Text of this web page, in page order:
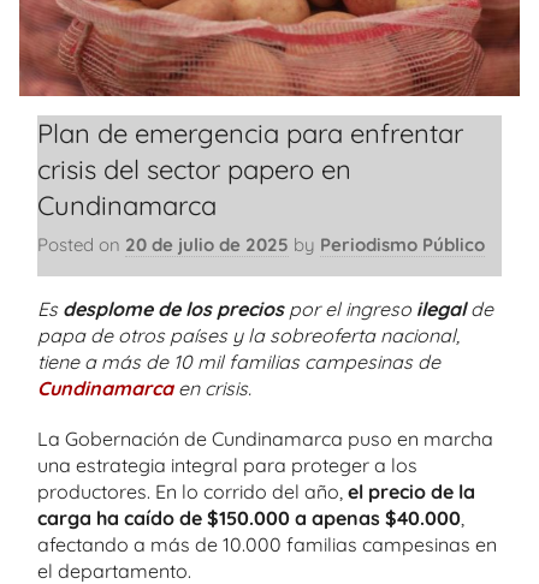
Plan de emergencia para enfrentar
crisis del sector papero en
Cundinamarca
Posted on 20 de julio de 2025 by Periodismo Público
Es desplome de los preciospor el ingreso ilegalde
papa de otros países y la sobreoferta nacional,
tiene a más de 10 mil familias campesinas de
Cundinamarcaen crisis.
La Gobernación de Cundinamarca puso en marcha
una estrategia integral para proteger a los
productores. En lo corrido del año, el precio de la
carga ha caído de $150.000 a apenas $40.000
afectando a más de 10.000 familias campesinas en
el departamento.